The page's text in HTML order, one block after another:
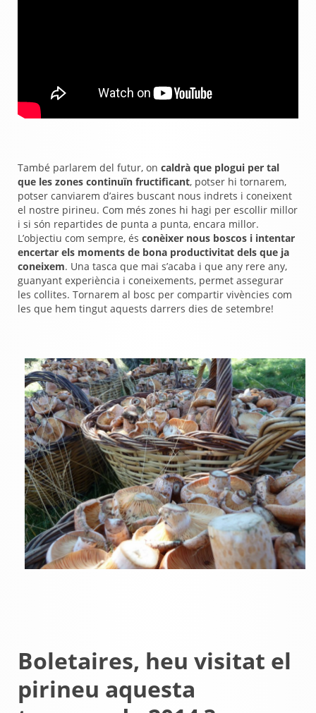
També parlarem del futur, on caldrà que plogui per tal
que les zones continuïn fructificant, potser hi tornarem,
potser canviarem d’aires buscant nous indrets i coneixent
el nostre pirineu. Com més zones hi hagi per escollir millor
i si són repartides de punta a punta, encara millor.
L’objectiu com sempre, és conèixer nous boscos i intentar
encertar els moments de bona productivitat dels que ja
coneixem. Una tasca que mai s’acaba i que any rere any,
guanyant experiència i coneixements, permet assegurar
les collites. Tornarem al bosc per compartir vivències com
les que hem tingut aquests darrers dies de setembre!
Boletaires, heu visitat el
pirineu aquesta